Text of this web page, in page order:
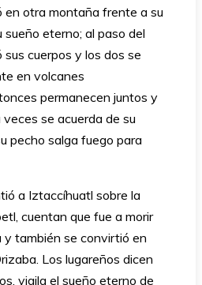
en otra montaña frente a su
sueño eterno; al paso del
cuerpos y los dos se
en volcanes
permanecen juntos y
se acuerda de su
pecho salga fuego para
a Iztaccíhuatl sobre la
cuentan que fue a morir
y también se convirtió en
Los lugareños dicen
vigila el sueño eterno de